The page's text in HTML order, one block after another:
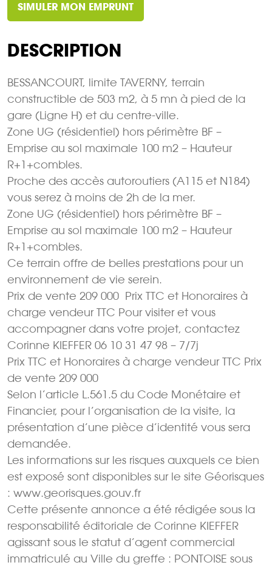
SIMULER MON EMPRUNT
DESCRIPTION
BESSANCOURT, limite TAVERNY, terrain
constructible de 503 m2, à 5 mn à pied de la
gare (Ligne H) et du centre-ville.
Zone UG (résidentiel) hors périmètre BF –
Emprise au sol maximale 100 m2 – Hauteur
R+1+combles.
Proche des accès autoroutiers (A115 et N184)
vous serez à moins de 2h de la mer.
Zone UG (résidentiel) hors périmètre BF –
Emprise au sol maximale 100 m2 – Hauteur
R+1+combles.
Ce terrain offre de belles prestations pour un
environnement de vie serein.
Prix de vente 209 000  Prix TTC et Honoraires à
charge vendeur TTC Pour visiter et vous
accompagner dans votre projet, contactez
Corinne KIEFFER 06 10 31 47 98 – 7/7j
Prix TTC et Honoraires à charge vendeur TTC Prix
de vente 209 000 
Selon l’article L.561.5 du Code Monétaire et
Financier, pour l’organisation de la visite, la
présentation d’une pièce d’identité vous sera
demandée.
Les informations sur les risques auxquels ce bien
est exposé sont disponibles sur le site Géorisques
: www.georisques.gouv.fr
Cette présente annonce a été rédigée sous la
responsabilité éditoriale de Corinne KIEFFER
agissant sous le statut d’agent commercial
immatriculé au Ville du greffe : PONTOISE sous